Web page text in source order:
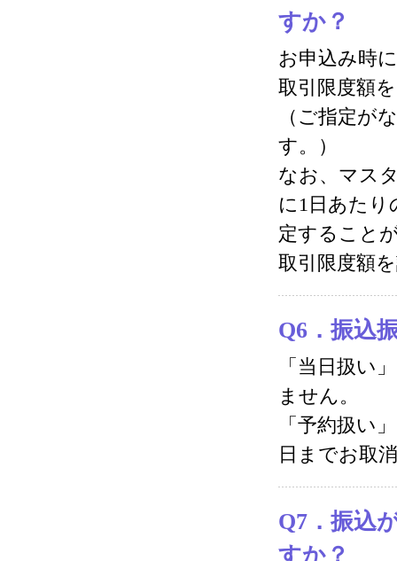
すか？
お申込み時
取引限度額
（ご指定が
す。）
なお、マス
に1日あたり
定すること
取引限度額
Q6．振込
「当日扱い
ません。
「予約扱い
日までお取
Q7．振込
すか？